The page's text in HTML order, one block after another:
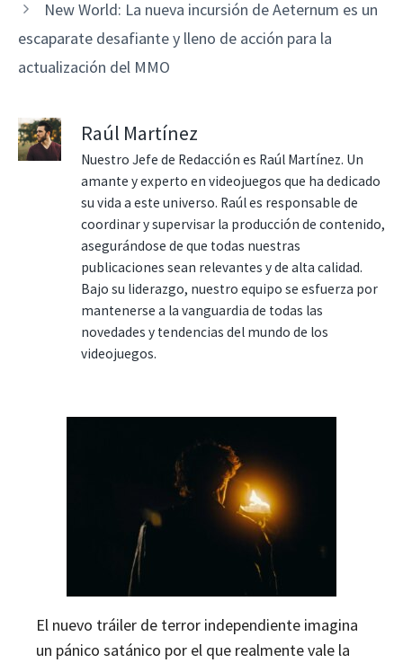
New World: La nueva incursión de Aeternum es un
escaparate desafiante y lleno de acción para la
actualización del MMO
Raúl Martínez
Nuestro Jefe de Redacción es Raúl Martínez. Un
amante y experto en videojuegos que ha dedicado
su vida a este universo. Raúl es responsable de
coordinar y supervisar la producción de contenido,
asegurándose de que todas nuestras
publicaciones sean relevantes y de alta calidad.
Bajo su liderazgo, nuestro equipo se esfuerza por
mantenerse a la vanguardia de todas las
novedades y tendencias del mundo de los
videojuegos.
El nuevo tráiler de terror independiente imagina
un pánico satánico por el que realmente vale la